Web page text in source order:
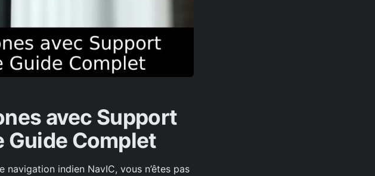
avec Support
Guide Complet
indien NavIC, vous n’êtes pas